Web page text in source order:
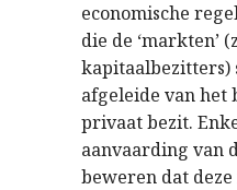
economische
die de ‘markten’
kapitaalbezitters)
afgeleide van het
privaat bezit.
aanvaarding van
beweren dat